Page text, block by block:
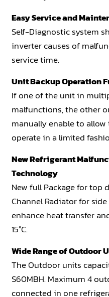
Easy Service and
Self-Diagnostic system
inverter causes of
service time.
Unit Backup Operation
If one of the unit in
malfunctions, the other
manually enable to
operate in a limited
New Refrigerant
Technology
New full Package for top
Channel Radiator for
enhance heat transfer
15°C.
Wide Range of Outdoor
The Outdoor units
S60MBH. Maximum 4
connected in one